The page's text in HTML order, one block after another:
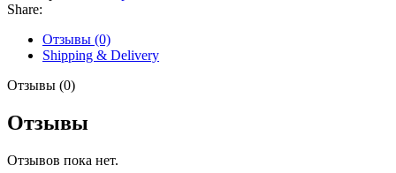
Share:
Отзывы (0)
Shipping & Delivery
Отзывы (0)
Отзывы
Отзывов пока нет.